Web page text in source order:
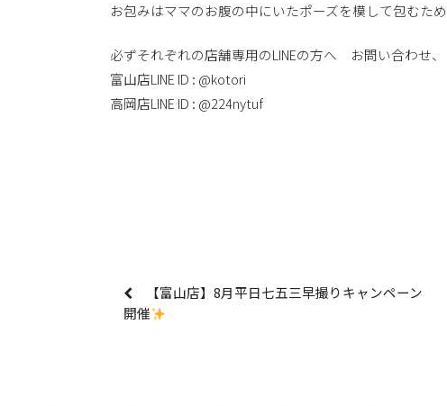
お包みはママのお腹の中にいたポーズを模して包むた
必ずそれぞれの店舗専用のLINEの方へ お問い合わせ
富山店LINE ID : @kotori
高岡店LINE ID : @224nytuf
【富山店】8月平日七五三早撮りキャンペーン
開催